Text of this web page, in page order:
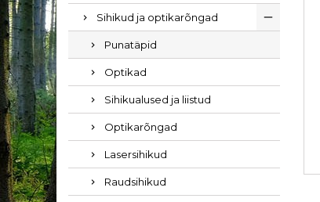
Sihikud ja optikarõngad
Punatäpid
Optikad
Sihikualused ja liistud
Optikarõngad
Lasersihikud
Raudsihikud